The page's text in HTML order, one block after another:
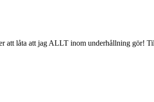
att låta att jag ALLT inom underhållning gör!